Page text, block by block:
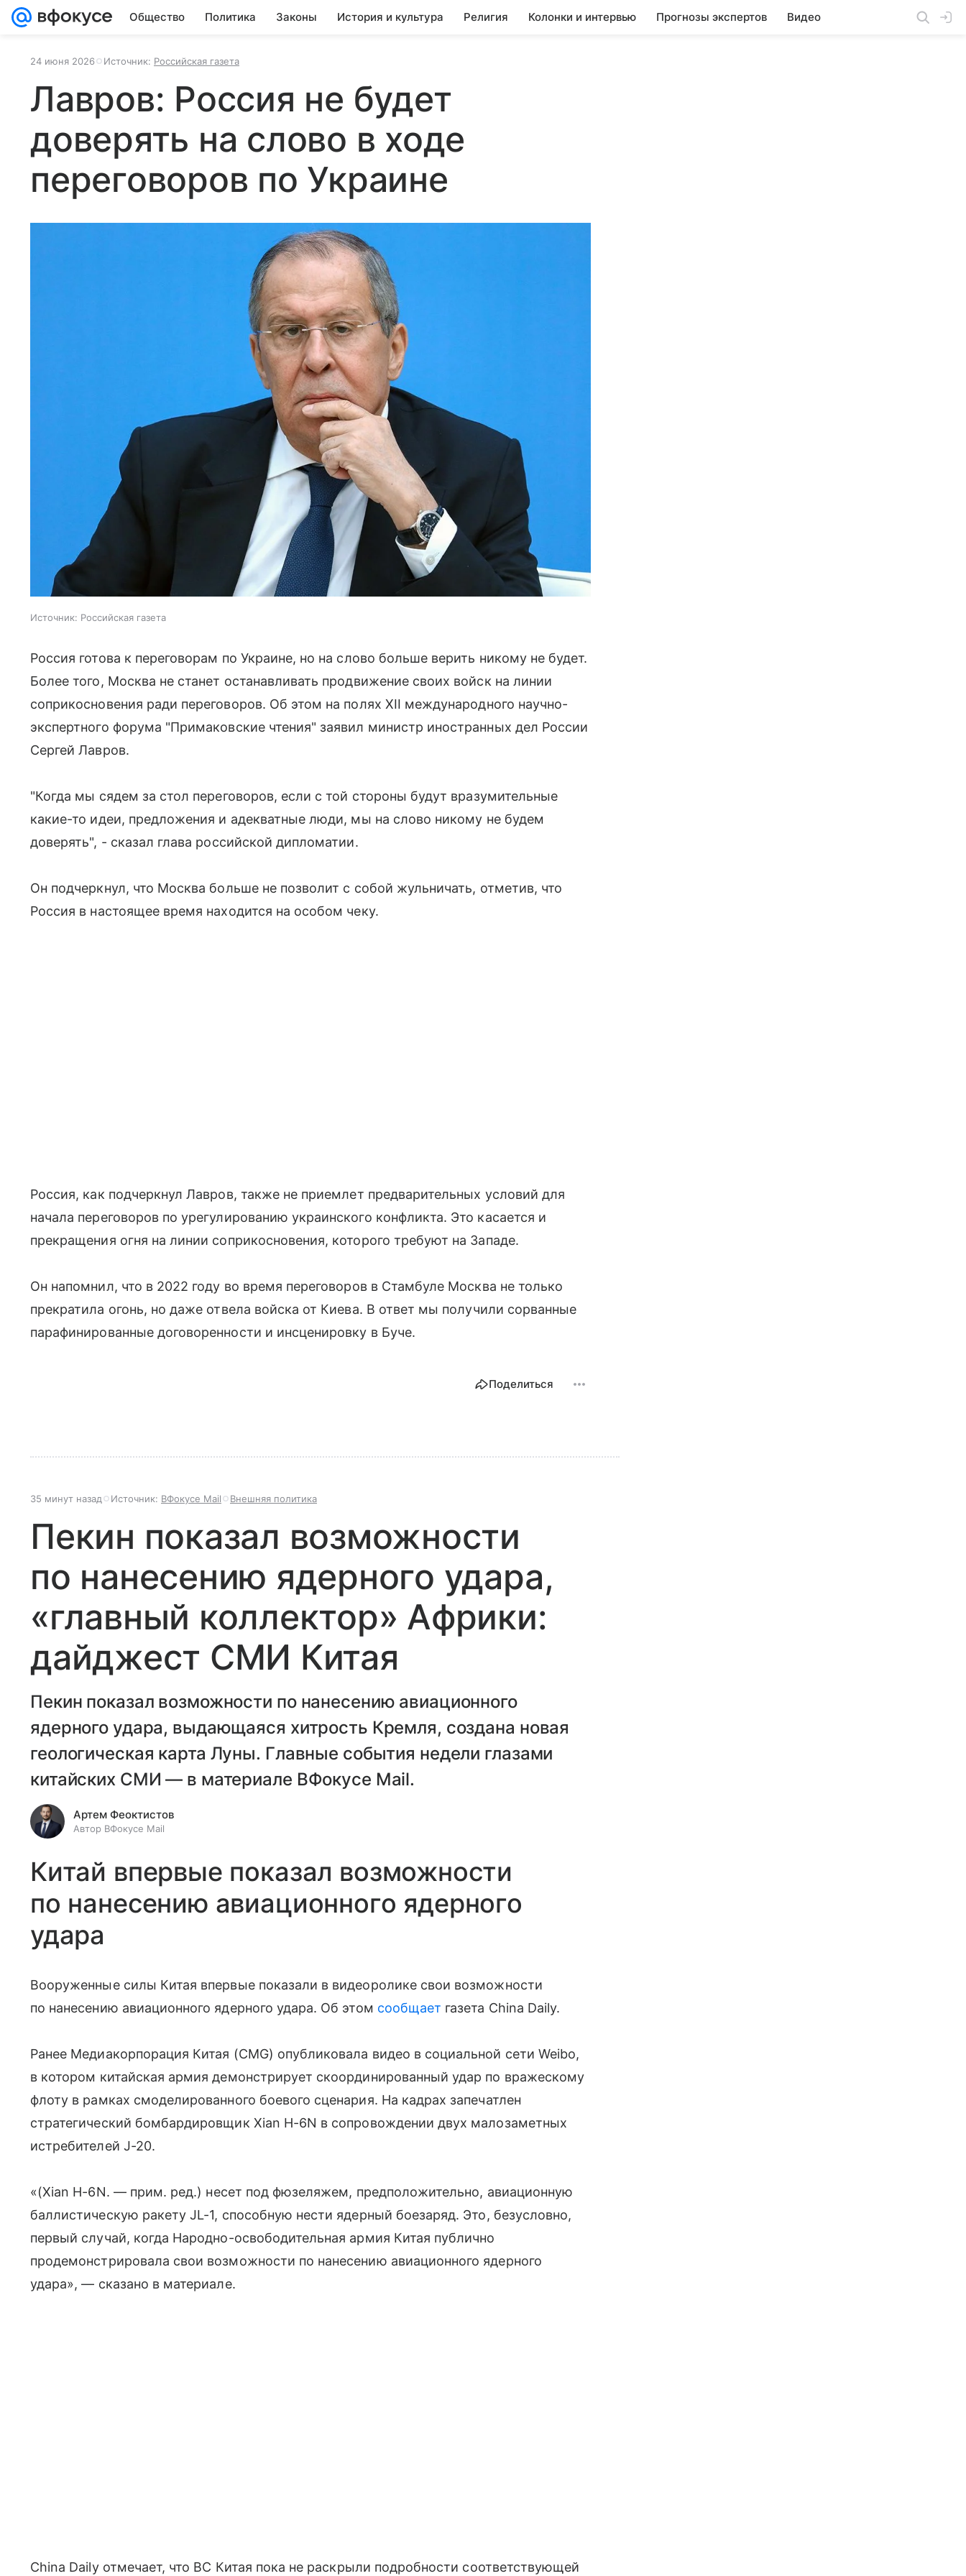
Общество Политика Законы История и культура Религия Колонки и интервью Прогнозы экспертов Видео
24 июня 2026 Источник: Российская газета
Лавров: Россия не будет
доверять на слово в ходе
переговоров по Украине
Источник: Российская газета
Россия готова к переговорам по Украине, но на слово больше верить никому не будет.
Более того, Москва не станет останавливать продвижение своих войск на линии
соприкосновения ради переговоров. Об этом на полях XII международного научно-
экспертного форума "Примаковские чтения" заявил министр иностранных дел России
Сергей Лавров.
"Когда мы сядем за стол переговоров, если с той стороны будут вразумительные
какие-то идеи, предложения и адекватные люди, мы на слово никому не будем
доверять", - сказал глава российской дипломатии.
Он подчеркнул, что Москва больше не позволит с собой жульничать, отметив, что
Россия в настоящее время находится на особом чеку.
Россия, как подчеркнул Лавров, также не приемлет предварительных условий для
начала переговоров по урегулированию украинского конфликта. Это касается и
прекращения огня на линии соприкосновения, которого требуют на Западе.
Он напомнил, что в 2022 году во время переговоров в Стамбуле Москва не только
прекратила огонь, но даже отвела войска от Киева. В ответ мы получили сорванные
парафинированные договоренности и инсценировку в Буче.
Поделиться
35 минут назад Источник: ВФокусе Mail Внешняя политика
Пекин показал возможности
по нанесению ядерного удара,
«главный коллектор» Африки:
дайджест СМИ Китая
Пекин показал возможности по нанесению авиационного
ядерного удара, выдающаяся хитрость Кремля, создана новая
геологическая карта Луны. Главные события недели глазами
китайских СМИ — в материале ВФокусе Mail.
Артем Феоктистов
Автор ВФокусе Mail
Китай впервые показал возможности
по нанесению авиационного ядерного
удара
Вооруженные силы Китая впервые показали в видеоролике свои возможности
по нанесению авиационного ядерного удара. Об этом сообщает газета China Daily.
Ранее Медиакорпорация Китая (CMG) опубликовала видео в социальной сети Weibo,
в котором китайская армия демонстрирует скоординированный удар по вражескому
флоту в рамках смоделированного боевого сценария. На кадрах запечатлен
стратегический бомбардировщик Xian H-6N в сопровождении двух малозаметных
истребителей J-20.
«(Xian H-6N. — прим. ред.) несет под фюзеляжем, предположительно, авиационную
баллистическую ракету JL-1, способную нести ядерный боезаряд. Это, безусловно,
первый случай, когда Народно-освободительная армия Китая публично
продемонстрировала свои возможности по нанесению авиационного ядерного
удара», — сказано в материале.
China Daily отмечает, что ВС Китая пока не раскрыли подробности соответствующей